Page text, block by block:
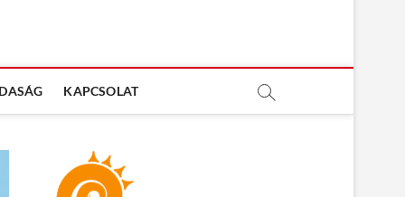
KAPCSOLAT